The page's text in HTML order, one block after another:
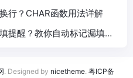
行？CHAR函数用法详解
提醒？教你自动标记漏填数
. Designed by nicetheme. 粤ICP备